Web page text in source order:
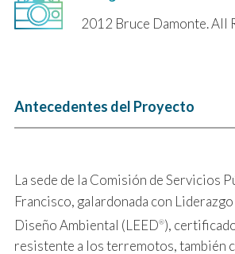
2012 Bruce Damonte. All
Antecedentes del Proyecto
La sede de la Comisión de Servicios
Francisco, galardonada con
Diseño Ambiental (LEED®),
resistente a los terremotos, también